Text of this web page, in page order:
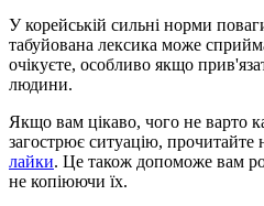
У корейській сильні норми
табуйована лексика може
очікуєте, особливо якщо
людини.
Якщо вам цікаво, чого не варто
загострює ситуацію, прочитайте
лайки. Це також допоможе вам
не копіюючи їх.